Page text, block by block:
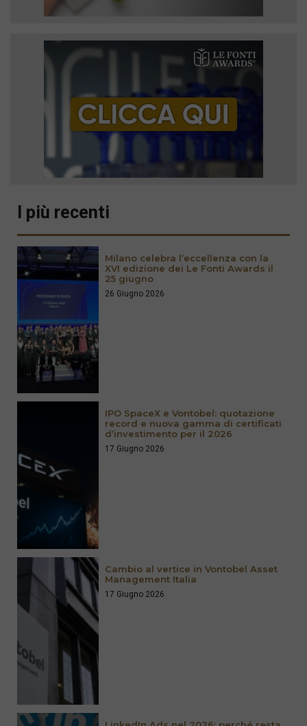
I più recenti
Milano celebra l’eccellenza con la
XVI edizione dei Le Fonti Awards il
25 giugno
26 Giugno 2026
IPO SpaceX e Vontobel: quotazione
record e nuova gamma di certificati
d’investimento per il 2026
17 Giugno 2026
Cambio al vertice in Vontobel Asset
Management Italia
17 Giugno 2026